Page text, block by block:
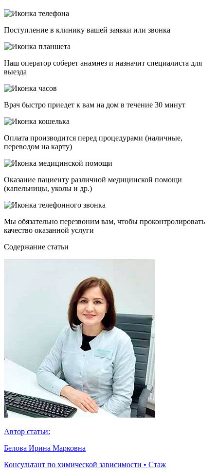
Поступление в клинику вашей заявки или звонка
Наш оператор соберет анамнез и назначит специалиста для
выезда
Врач быстро приедет к вам на дом в течение 30 минут
Оплата производится перед процедурами (наличные,
переводом на карту)
Оказание пациенту различной медицинской помощи
(капельницы, уколы и др.)
Мы обязательно перезвоним вам, чтобы проконтролировать
качество оказанной услуги
Cодержание статьи
Автор статьи:
Белова Ирина Марковна
Консультант по химической зависимости • Стаж